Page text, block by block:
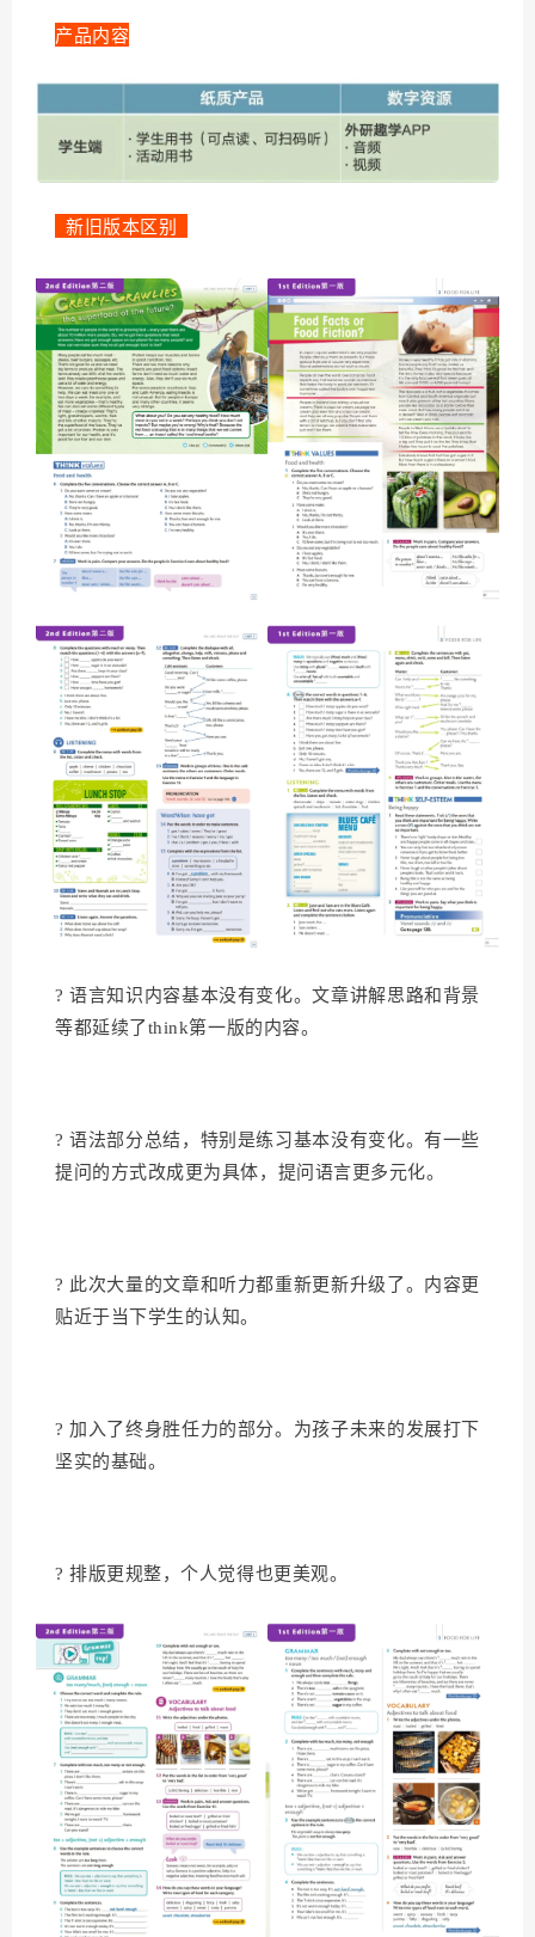
产品内容
新旧版本区别
? 语言知识内容基本没有变化。文章讲解思路和背景
等都延续了think第一版的内容。
? 语法部分总结，特别是练习基本没有变化。有一些
提问的方式改成更为具体，提问语言更多元化。
? 此次大量的文章和听力都重新更新升级了。内容更
贴近于当下学生的认知。
? 加入了终身胜任力的部分。为孩子未来的发展打下
坚实的基础。
? 排版更规整，个人觉得也更美观。